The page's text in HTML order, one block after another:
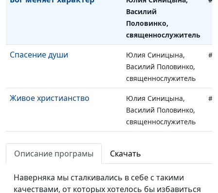
Василий
Половинко,
священнослужитель
Спасение души
Юлия Синицына,
Василий Половинко,
священнослужитель
Живое христианство
Юлия Синицына,
Василий Половинко,
священнослужитель
Десятая заповедь: не
завидуй
Павел Владимирович
Гончар,
священнослужитель,
магистр богословия
Описание програмы Скачать
Наверняка мы сталкивались в себе с такими
качествами, от которых хотелось бы избавиться